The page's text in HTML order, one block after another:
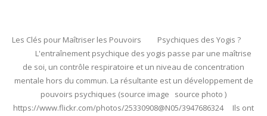
Les Clés pour Maîtriser les Pouvoirs Psychiques des Yogis ?
L'entraînement psychique des yogis passe par une maîtrise
de soi, un contrôle respiratoire et un niveau de concentration
mentale hors du commun. La résultante est un développement de
pouvoirs psychiques (source image source photo )
https://www.flickr.com/photos/25330908@N05/3947686324 Ils ont